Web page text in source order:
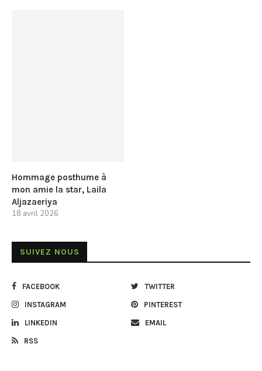
Hommage posthume à
mon amie la star, Laila
Aljazaeriya
18 avril 2026
SUIVEZ NOUS
FACEBOOK TWITTER
INSTAGRAM PINTEREST
LINKEDIN EMAIL
RSS